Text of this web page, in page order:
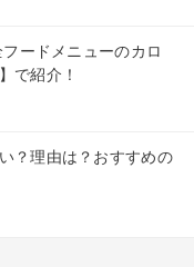
ードメニューのカロ
で紹介！
？理由は？おすすめの